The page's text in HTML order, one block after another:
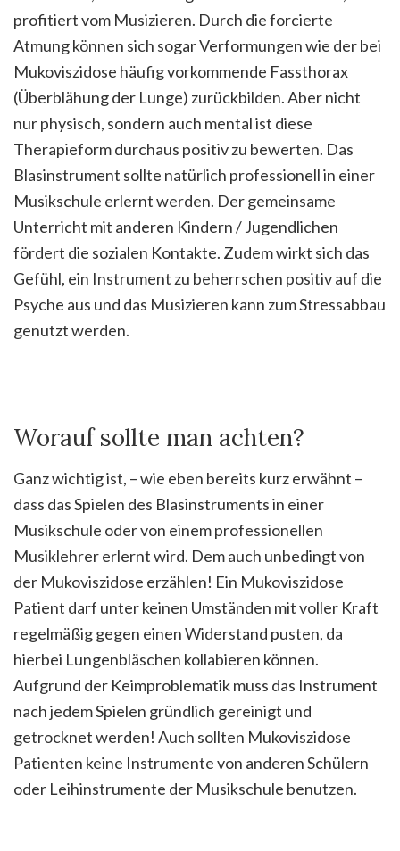
profitiert vom Musizieren. Durch die forcierte
Atmung können sich sogar Verformungen wie der bei
Mukoviszidose häufig vorkommende Fassthorax
(Überblähung der Lunge) zurückbilden. Aber nicht
nur physisch, sondern auch mental ist diese
Therapieform durchaus positiv zu bewerten. Das
Blasinstrument sollte natürlich professionell in einer
Musikschule erlernt werden. Der gemeinsame
Unterricht mit anderen Kindern / Jugendlichen
fördert die sozialen Kontakte. Zudem wirkt sich das
Gefühl, ein Instrument zu beherrschen positiv auf die
Psyche aus und das Musizieren kann zum Stressabbau
genutzt werden.
Worauf sollte man achten?
Ganz wichtig ist, – wie eben bereits kurz erwähnt –
dass das Spielen des Blasinstruments in einer
Musikschule oder von einem professionellen
Musiklehrer erlernt wird. Dem auch unbedingt von
der Mukoviszidose erzählen! Ein Mukoviszidose
Patient darf unter keinen Umständen mit voller Kraft
regelmäßig gegen einen Widerstand pusten, da
hierbei Lungenbläschen kollabieren können.
Aufgrund der Keimproblematik muss das Instrument
nach jedem Spielen gründlich gereinigt und
getrocknet werden! Auch sollten Mukoviszidose
Patienten keine Instrumente von anderen Schülern
oder Leihinstrumente der Musikschule benutzen.